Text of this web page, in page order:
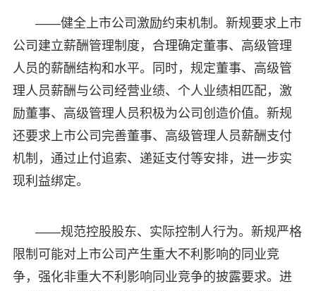
——健全上市公司激励约束机制。新规要求上市
公司建立薪酬管理制度，合理确定董事、高级管理
人员的薪酬结构和水平。同时，规定董事、高级管
理人员薪酬与公司经营业绩、个人业绩相匹配，激
励董事、高级管理人员积极为公司创造价值。新规
还要求上市公司完善董事、高级管理人员薪酬支付
机制，通过止付追索、递延支付等安排，进一步实
现利益绑定。
——规范控股股东、实际控制人行为。新规严格
限制可能对上市公司产生重大不利影响的同业竞
争，强化非重大不利影响同业竞争的披露要求。进